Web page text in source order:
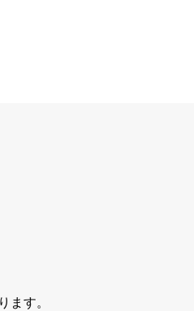
ます。